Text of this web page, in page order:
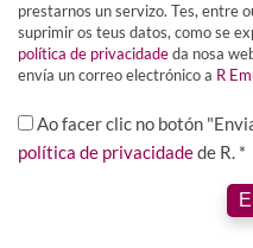
prestarnos un servizo. Tes, entre
suprimir os teus datos, como se
política de privacidadeda nosa
envía un correo electrónico a R
Ao facer clic no botón
política de privacidadede R. *